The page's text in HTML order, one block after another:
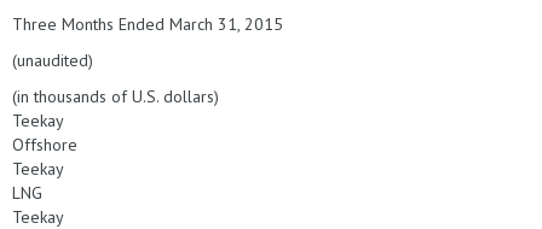
Three Months Ended March 31, 2015
(unaudited)
(in thousands of U.S. dollars)
Teekay
Offshore
Teekay
LNG
Teekay